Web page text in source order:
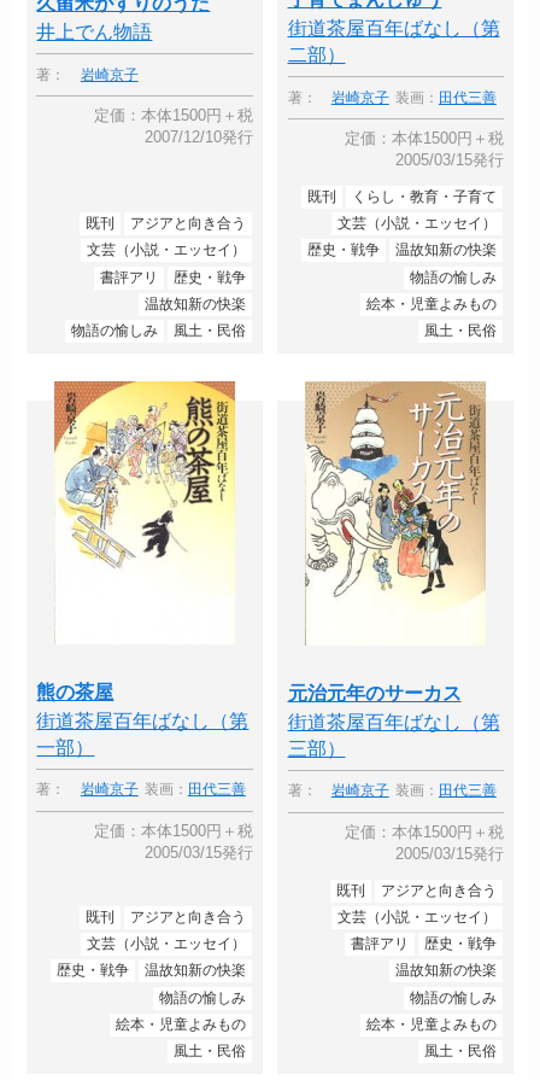
井上でん物語
著： 岩崎京子
定価：本体1500円＋税
2007/12/10発行
既刊
アジアと向き合う
文芸（小説・エッセイ）
書評アリ
歴史・戦争
温故知新の快楽
物語の愉しみ
風土・民俗
街道茶屋百年ばなし（第
二部）
著： 岩崎京子 装画： 田代三善
定価：本体1500円＋税
2005/03/15発行
既刊
くらし・教育・子育て
文芸（小説・エッセイ）
歴史・戦争
温故知新の快楽
物語の愉しみ
絵本・児童よみもの
風土・民俗
熊の茶屋
街道茶屋百年ばなし（第
一部）
著： 岩崎京子 装画： 田代三善
定価：本体1500円＋税
2005/03/15発行
既刊
アジアと向き合う
文芸（小説・エッセイ）
歴史・戦争
温故知新の快楽
物語の愉しみ
絵本・児童よみもの
風土・民俗
元治元年のサーカス
街道茶屋百年ばなし（第
三部）
著： 岩崎京子 装画： 田代三善
定価：本体1500円＋税
2005/03/15発行
既刊
アジアと向き合う
文芸（小説・エッセイ）
書評アリ
歴史・戦争
温故知新の快楽
物語の愉しみ
絵本・児童よみもの
風土・民俗